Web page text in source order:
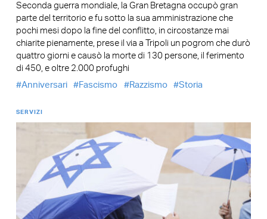
Seconda guerra mondiale, la Gran Bretagna occupò gran
parte del territorio e fu sotto la sua amministrazione che
pochi mesi dopo la fine del conflitto, in circostanze mai
chiarite pienamente, prese il via a Tripoli un pogrom che durò
quattro giorni e causò la morte di 130 persone, il ferimento
di 450, e oltre 2.000 profughi
Anniversari
Fascismo Razzismo Storia
SERVIZI